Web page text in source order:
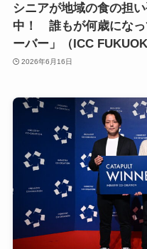
シニアが地域の食の担
中！ 誰もが何歳になっ
ーバー」（ICC
2026年6月16日